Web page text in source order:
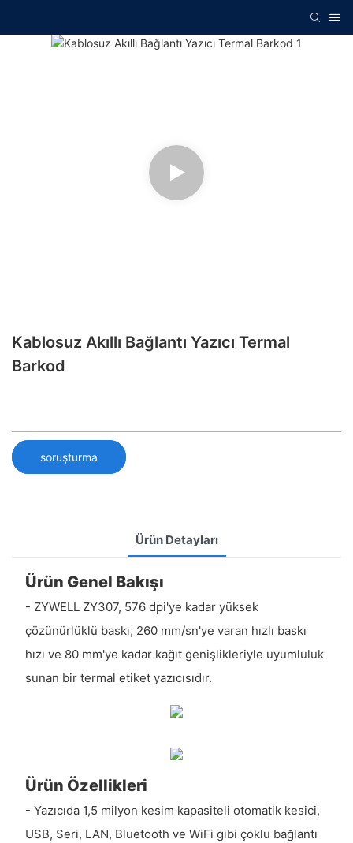
Kablosuz Akıllı Bağlantı Yazıcı Termal
Barkod
soruşturma
Ürün Detayları
Ürün Genel Bakışı
- ZYWELL ZY307, 576 dpi'ye kadar yüksek
çözünürlüklü baskı, 260 mm/sn'ye varan hızlı baskı
hızı ve 80 mm'ye kadar kağıt genişlikleriyle uyumluluk
sunan bir termal etiket yazıcısıdır.
Ürün Özellikleri
- Yazıcıda 1,5 milyon kesim kapasiteli otomatik kesici,
USB, Seri, LAN, Bluetooth ve WiFi gibi çoklu bağlantı